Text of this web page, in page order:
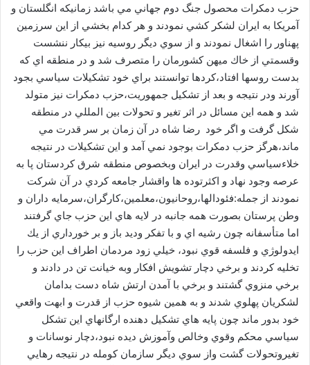
حزب دمكرات محصول جنگ دوم جهاني مي باشد زمانيكه انگلستان و
آمريكا به ايران لشكر كشي نمودند و هر كدام بخشي از اين سرزمين
پهناور را اشغال نمودند و از سوي ديگر روسيه نيز بيكار ننشست
وقسمتي از خاك ميهن كشورمان را متصرف شد و در منطقه اي كه
بدست روسها افتاد،كردها توانستند براي خود تشكيلات سياسي بجود
آورند ودر نتيجه و بعد از تشكيل جمهوريت،حزب دمكرات نيز متولد
شد و همه اين مسائل در اثر تغير و تحولات بين المللي در منطقه
شكل گرفت و اگر خود رضا شاه در آن زمان بر سر قدرت مي
ماند،هرگز حزب دمكرات بوجود نمي آمد و اين تشكيلات در نتيجه
خلاءسياسي وقدرت در ايران وبخصوص منطقه شرق كردستان پا به
عرصه وجود نهاد و اكثرتوده ها واقشار جامعه كردي در آن شركت
نمودند از جمله:فئودالها،روحانيون،معلمين،كارگران،سرمايه داران و
وطن پرستان بصورت همه جانبه در لايه هاي اين حزب جاي گرفتند
اما متأسفانه چون رشيه اي و با تفكر وديد باز و بر خورداري از يك
ايدولوژي و فلسفه قوي نبود، خيلي زود مردمان اطراف اين حزب را
تخليه كردند و برخي دچار تشويش افكار وبه خيانت تن در دادند و
برخي منزوي گشتند و برخي با آمدن ارتش شاه دست بدامان
لشكريان پهلوي شدند و به همين شيوه حزب از قدرت و ابهت واقعي
خود بدور ماند چون پايه هاي تشكيل دهنده ارگانهاي اين تشكل
سياسي محكم وقوي وخالص وآموزش ديده نبود،دچار نوسانات و
تغيروتحولات گشت واز سوي ديگر سازمان كومله در نتيجه رهايي